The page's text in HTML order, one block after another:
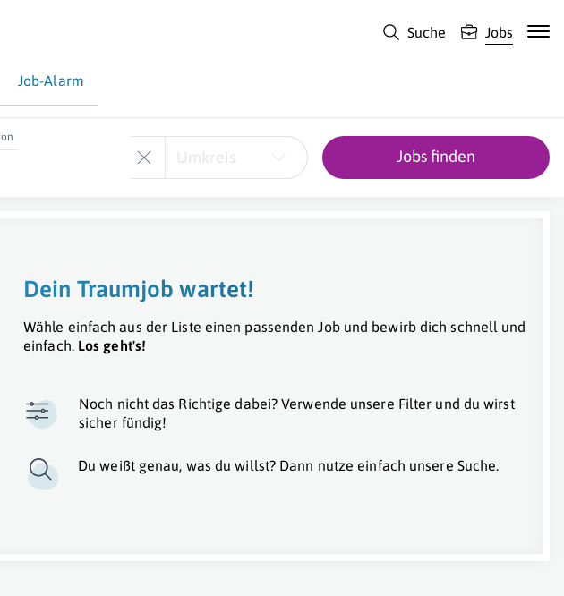
Suche Jobs
Job-Alarm
Umkreis Jobs finden
Dienstleistungsge
Dein Traumjob wartet!
Wähle einfach aus der Liste einen passenden Job und bewirb dich schnell und
einfach. Los geht's!
Noch nicht das Richtige dabei? Verwende unsere Filter und du wirst
sicher fündig!
Du weißt genau, was du willst? Dann nutze einfach unsere Suche.